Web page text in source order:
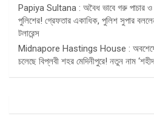
Papiya Sultana : অবৈধ ভাবে গরু পাচার ও
পুলিশের! গ্রেফতার একাধিক, পুলিশ সুপার
টলারেন্স
Midnapore Hastings House : অবশেষে
চলেছে বিপ্লবী শহর মেদিনীপুরে! নতুন নাম